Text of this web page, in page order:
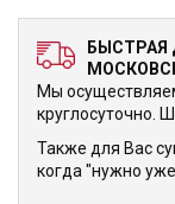
БЫСТРАЯ
Мы
круглосуточно.
Также для Вас
когда "нужно